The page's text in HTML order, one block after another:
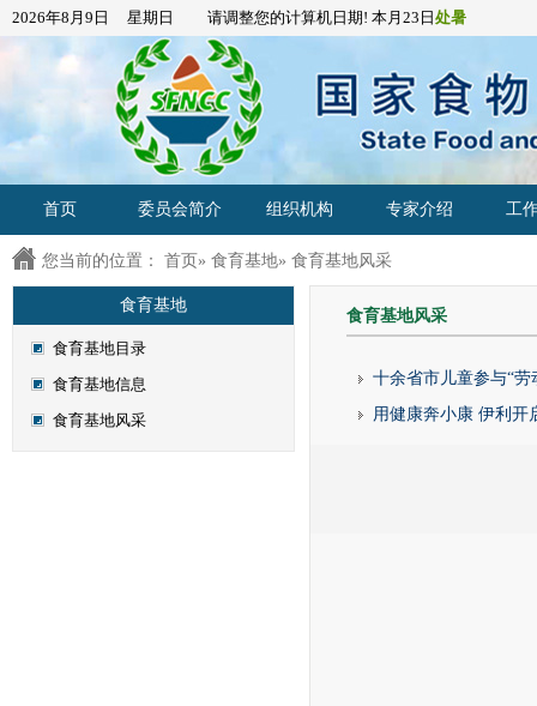
2026年8月9日 星期日 请调整您的计算机日期! 本月23日 处暑
首页 委员会简介 组织机构 专家介绍 工
您当前的位置： 首页 » 食育基地» 食育基地风采
食育基地
食育基地目录
食育基地信息
食育基地风采
食育基地风采
十余省市儿童参与“劳
用健康奔小康 伊利开